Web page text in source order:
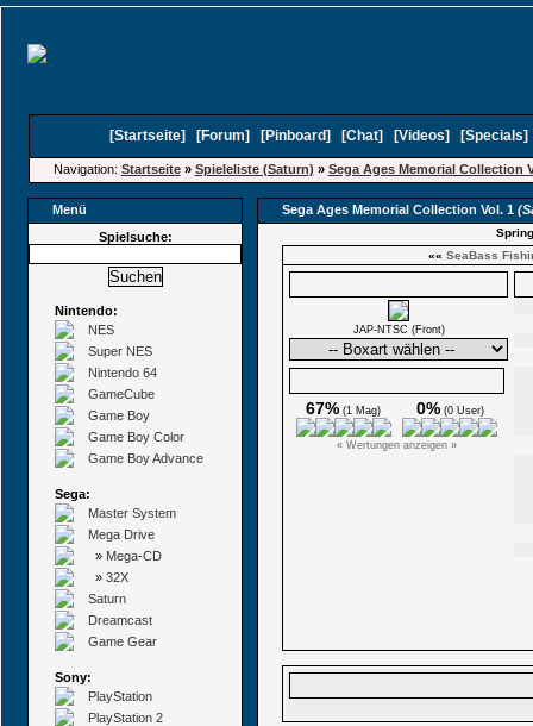
[Startseite] [Forum] [Pinboard] [Chat] [Videos] [Specials
Navigation: Startseite» Spieleliste (Saturn) » Sega Ages Memorial Collection
Menü Sega Ages Memorial Collection Vol. 1
Spielsuche:
Nintendo:
NES
Super NES
Nintendo 64
GameCube
Game Boy
Game Boy Color
Game Boy Advance
Sega:
Master System
Mega Drive
» Mega-CD
» 32X
Saturn
Dreamcast
Game Gear
Sony:
PlayStation
PlayStation 2
«« SeaBass
JAP-NTSC (Front)
67% (1 Mag) 0% (0 User)
« Wertungen anzeigen »